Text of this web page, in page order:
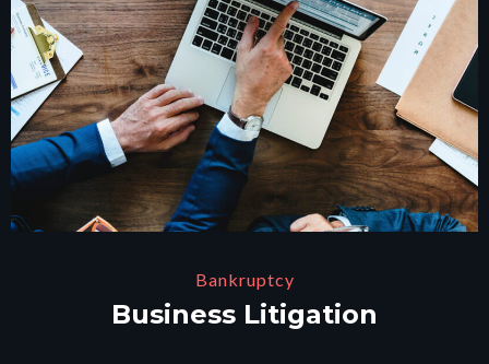
Bankruptcy
Business Litigation